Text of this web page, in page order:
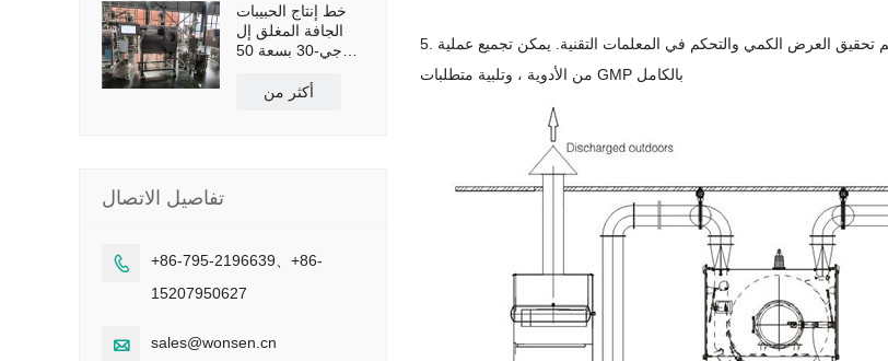
5. يتم تحقيق العرض الكمي والتحكم في المعلمات التقنية. يمكن تجميع عملية SOP لتوجيه العملية باستخدام المؤشرات الكمية وضمان اتساق جودة كل دفعة
من الأدوية ، وتلبية متطلبات GMP بالكامل
خط إنتاج الحبيبات
الجافة المغلق إل
جي-30 بسعة 50
أكثر من
تفاصيل الاتصال

+86-795-2196639、+86-
15207950627
 sales@wonsen.cn